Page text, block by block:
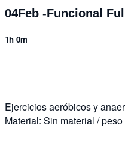
04Feb -Funcional
1h 0m
Ejercicios aeróbicos y
Material: Sin material /